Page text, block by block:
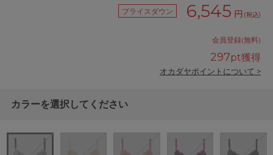
プライスダウン 6,545 円 (税込)
会員登録(無料)
297pt獲得
オカダヤポイントについて >
カラーを選択してください